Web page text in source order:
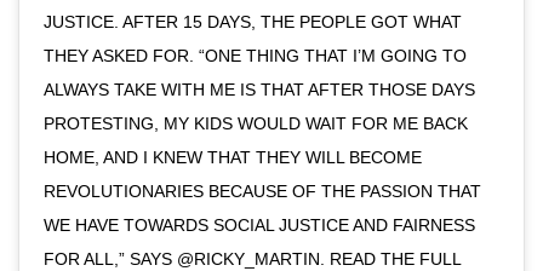
JUSTICE. AFTER 15 DAYS, THE PEOPLE GOT WHAT
THEY ASKED FOR. “ONE THING THAT I’M GOING TO
ALWAYS TAKE WITH ME IS THAT AFTER THOSE DAYS
PROTESTING, MY KIDS WOULD WAIT FOR ME BACK
HOME, AND I KNEW THAT THEY WILL BECOME
REVOLUTIONARIES BECAUSE OF THE PASSION THAT
WE HAVE TOWARDS SOCIAL JUSTICE AND FAIRNESS
FOR ALL,” SAYS @RICKY_MARTIN. READ THE FULL